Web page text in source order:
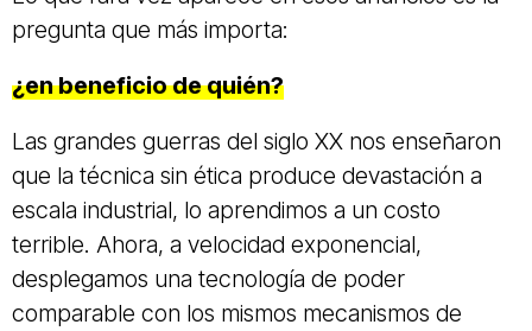
pregunta que más importa:
¿en beneficio de quién?
Las grandes guerras del siglo XX nos enseñaron
que la técnica sin ética produce devastación a
escala industrial, lo aprendimos a un costo
terrible. Ahora, a velocidad exponencial,
desplegamos una tecnología de poder
comparable con los mismos mecanismos de